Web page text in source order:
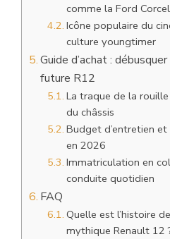
comme la Ford Corcel
Icône populaire du
culture youngtimer
Guide d’achat :
future R12
La traque de la
du châssis
Budget d’entretien
en 2026
Immatriculation en
conduite quotidien
FAQ
Quelle est l’histoire
mythique Renault 12